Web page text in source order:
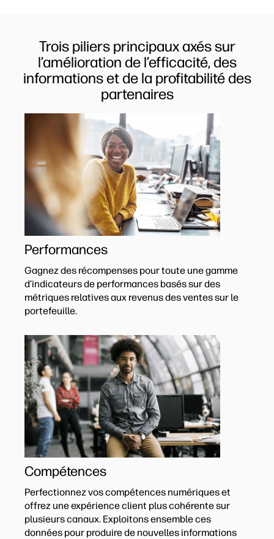
Trois piliers principaux axés sur
l’amélioration de l’efficacité, des
informations et de la profitabilité des
partenaires
Performances
Gagnez des récompenses pour toute une gamme
d’indicateurs de performances basés sur des
métriques relatives aux revenus des ventes sur le
portefeuille.
Compétences
Perfectionnez vos compétences numériques et
offrez une expérience client plus cohérente sur
plusieurs canaux. Exploitons ensemble ces
données pour produire de nouvelles informations